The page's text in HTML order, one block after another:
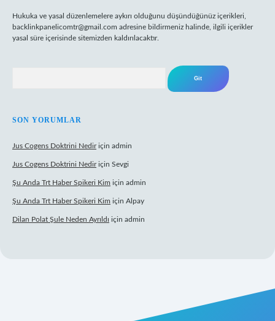
Hukuka ve yasal düzenlemelere aykırı olduğunu düşündüğünüz içerikleri,
backlinkpanelicomtr@gmail.com adresine bildirmeniz halinde, ilgili içerikler
yasal süre içerisinde sitemizden kaldırılacaktır.
SON YORUMLAR
Jus Cogens Doktrini Nediriçin admin
Jus Cogens Doktrini Nediriçin Sevgi
Şu Anda Trt Haber Spikeri Kim için admin
Şu Anda Trt Haber Spikeri Kim için Alpay
Dilan Polat Şule Neden Ayrıldı için admin